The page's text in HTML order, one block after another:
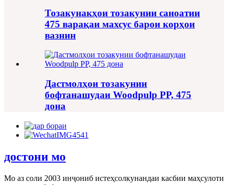
Тозакунакҳои тозакунии саноатии
475 варақаи махсус барои корҳои
вазнин
Дастмолҳои тозакунии
бофтанашудаи Woodpulp PP, 475
дона
достони мо
Мо аз соли 2003 инҷониб истеҳсолкунандаи касбии маҳсулоти